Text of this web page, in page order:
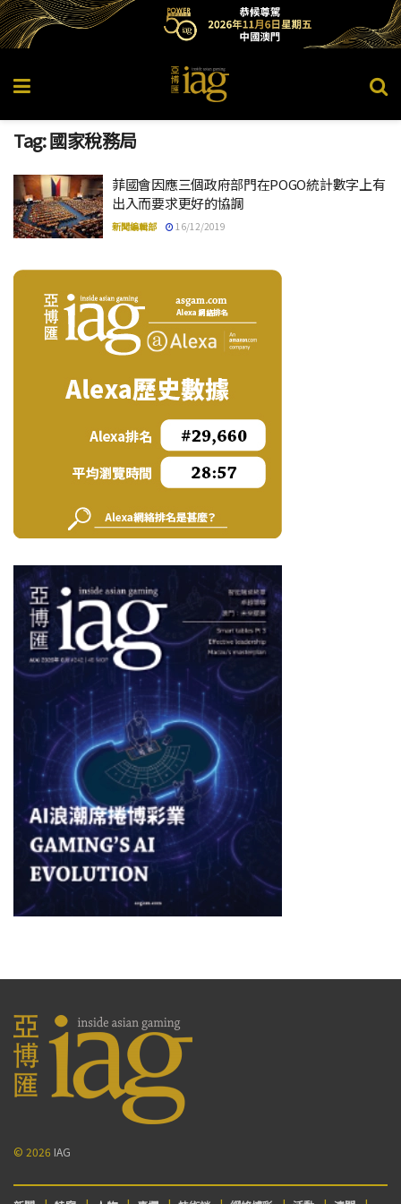
Tag:國家稅務局
菲國會因應三個政府部門在POGO統計數字上有
出入而要求更好的協調
新聞編輯部 16/12/2019
© 2026 IAG